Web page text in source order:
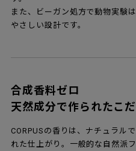
また、ビーガン処方で動物実験
やさしい設計です。
合成香料ゼロ
天然成分で作られたこ
CORPUSの香りは、ナチュラル
れた仕上がり。一般的な自然派